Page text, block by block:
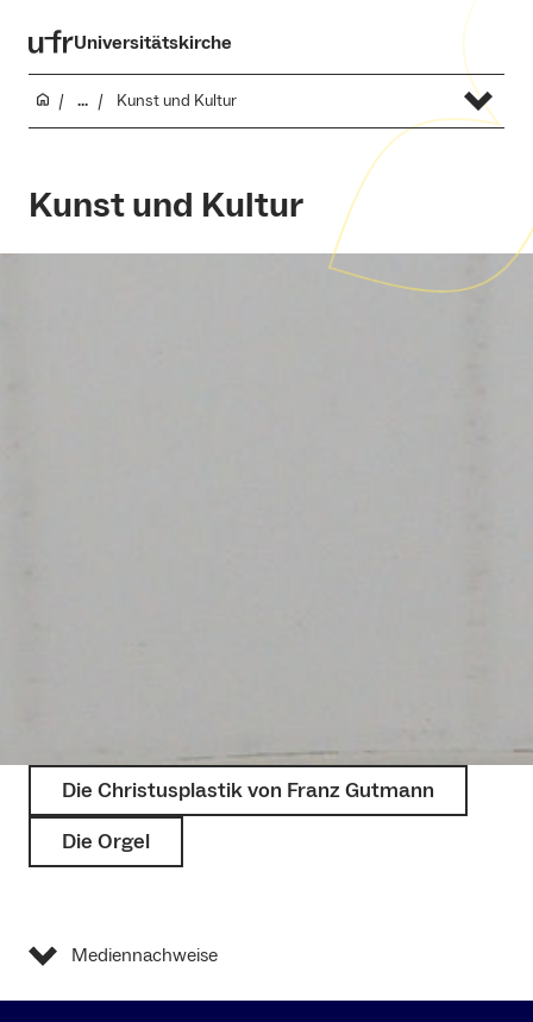
Universitätskirche
... Kunst und Kultur
Kunst und Kultur
Die Christusplastik von Franz Gutmann
Die Orgel
Mediennachweise